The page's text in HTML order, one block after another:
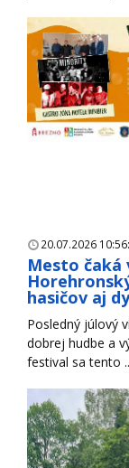
20.07.2026
Mesto čaká
hasičov aj
Posledný júlový
dobrej hudbe a
festival sa tento